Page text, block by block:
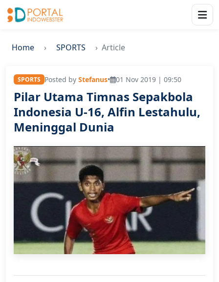
Home SPORTS Article
SPORTS Posted by Stefanus• 01 Nov 2019 | 09:50
Pilar Utama Timnas Sepakbola
Indonesia U-16, Alfin Lestahulu,
Meninggal Dunia